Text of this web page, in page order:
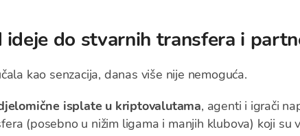
do stvarnih transfera i
kao senzacija, danas više nije nemoguća.
isplate u kriptovalutama, agenti i igrači
(posebno u nižim ligama i manjih klubova) koji su